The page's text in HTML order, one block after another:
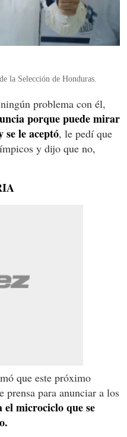
la Selección de Honduras.
problema con él,
porque puede mirar
se le aceptó, le pedí que
y dijo que no,
que este próximo
prensa para anunciar a los
el microciclo que se